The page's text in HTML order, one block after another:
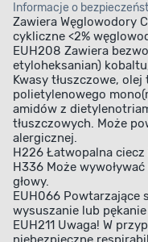
Informacje o
Zawiera Węglowodory
cykliczne <2%
EUH208 Zawiera
etyloheksanian)
Kwasy tłuszczowe,
polietylenowego
amidów z
tłuszczowych. Może
alergicznej.
H226 Łatwopalna ciecz
H336 Może
głowy.
EUH066 Powtarzające
wysuszanie lub
EUH211 Uwaga! W